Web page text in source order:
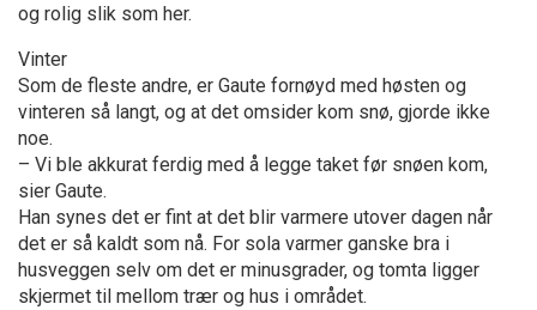
og rolig slik som her.
Vinter
Som de fleste andre, er Gaute fornøyd med høsten og
vinteren så langt, og at det omsider kom snø, gjorde ikke
noe.
– Vi ble akkurat ferdig med å legge taket før snøen kom,
sier Gaute.
Han synes det er fint at det blir varmere utover dagen når
det er så kaldt som nå. For sola varmer ganske bra i
husveggen selv om det er minusgrader, og tomta ligger
skjermet til mellom trær og hus i området.